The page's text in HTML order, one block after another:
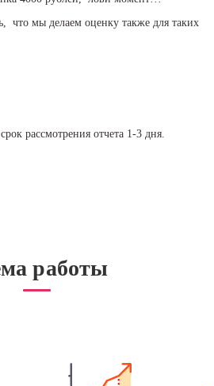
что мы делаем оценку также для таких
рассмотрения отчета 1-3 дня.
работы